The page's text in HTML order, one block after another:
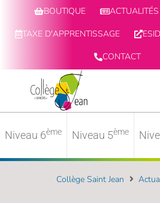
BOUTIQUE ACTUALITÉS
TAXE D'APPRENTISSAGE
CONTACT
Niveau 6ème Niveau 5ème
Collège Saint Jean